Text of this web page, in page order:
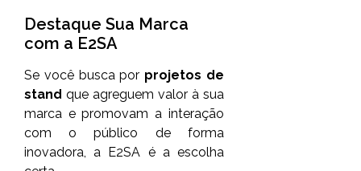
Destaque Sua Marca
com a E2SA
Se você busca por projetos de
stand que agreguem valor à sua
marca e promovam a interação
com o público de forma
inovadora, a E2SA é a escolha